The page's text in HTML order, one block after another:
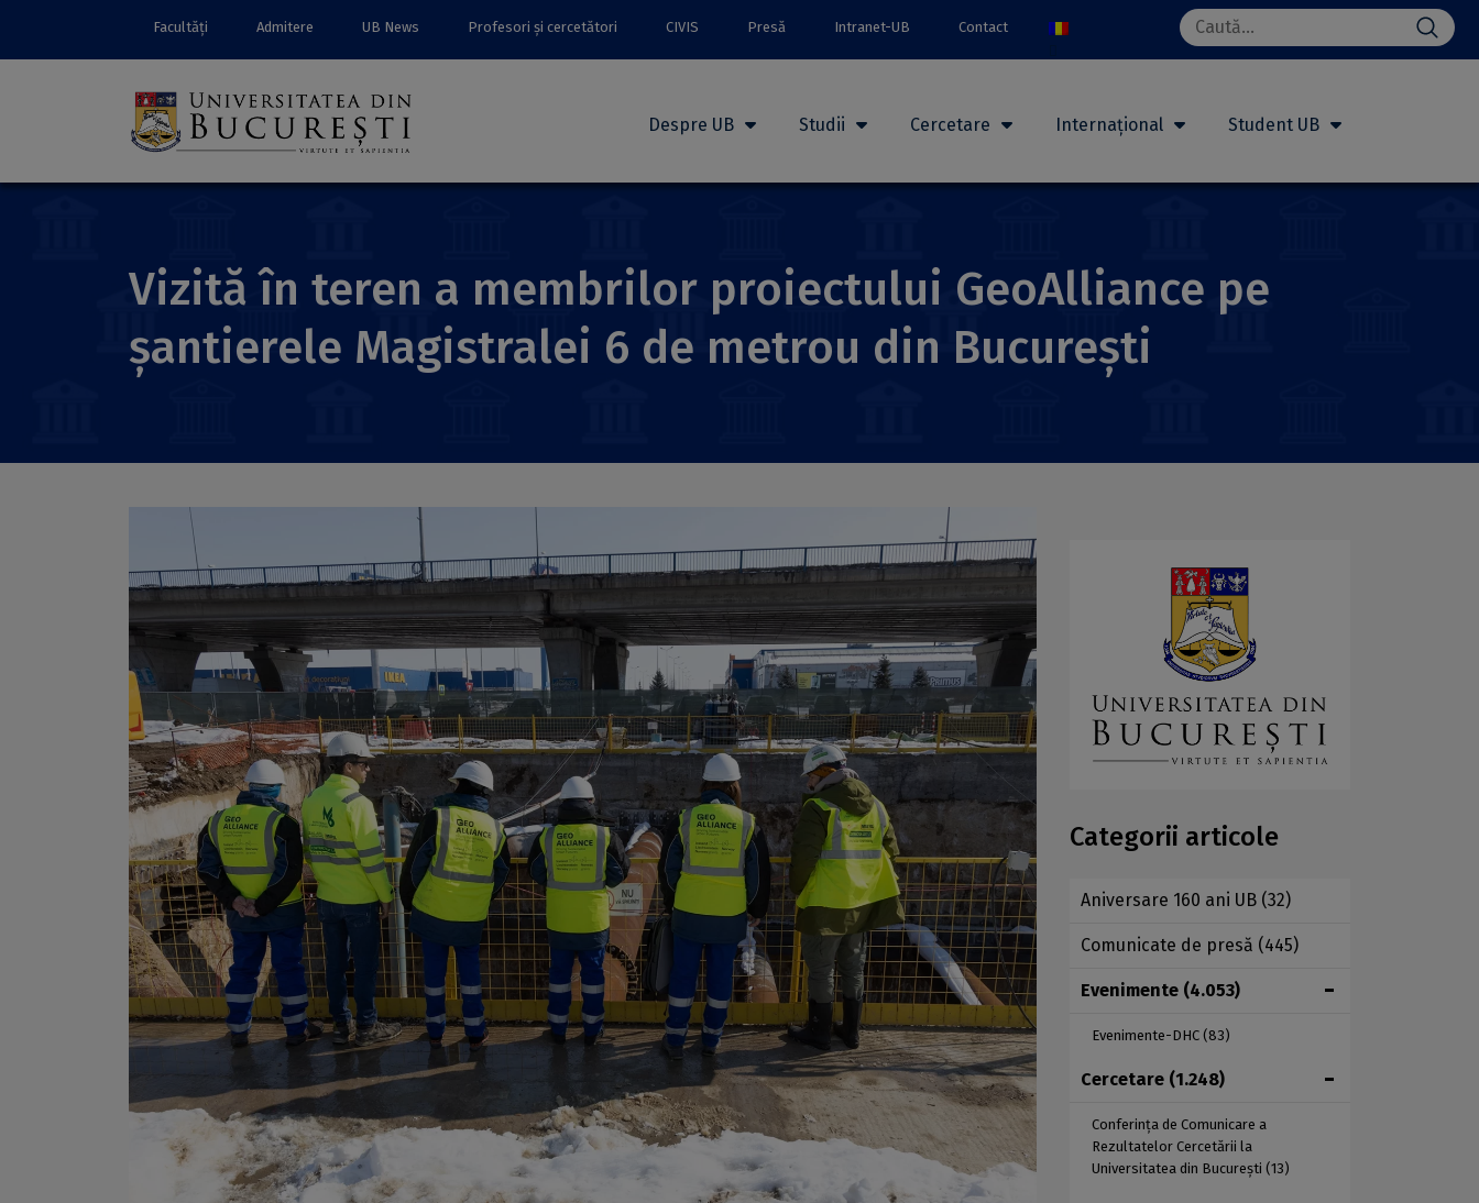
Facultăți Admitere UB News Profesori și cercetători CIVIS Presă Intranet-UB Contact
Search
for:
Despre UB Studii Cercetare Internațional Student UB
Vizită în teren a membrilor proiectului GeoAlliance pe
șantierele Magistralei 6 de metrou din București
Categorii articole
Aniversare 160 ani UB (32)
Comunicate de presă (445)
Evenimente (4.053)
Evenimente-DHC (83)
Cercetare (1.248)
Conferința de Comunicare a
Rezultatelor Cercetării la
Universitatea din București (13)